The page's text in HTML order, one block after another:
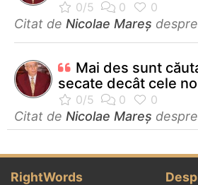
Citat de Nicolae Mareș despre
Mai des sunt
secate decât cele
Citat de Nicolae Mareș despre
RightWords